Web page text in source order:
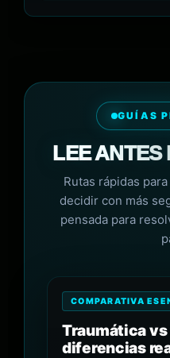
GUÍAS
LEE ANTES
Rutas rápidas
decidir con más
pensada para
COMPARATIVA
Traumática
diferencias